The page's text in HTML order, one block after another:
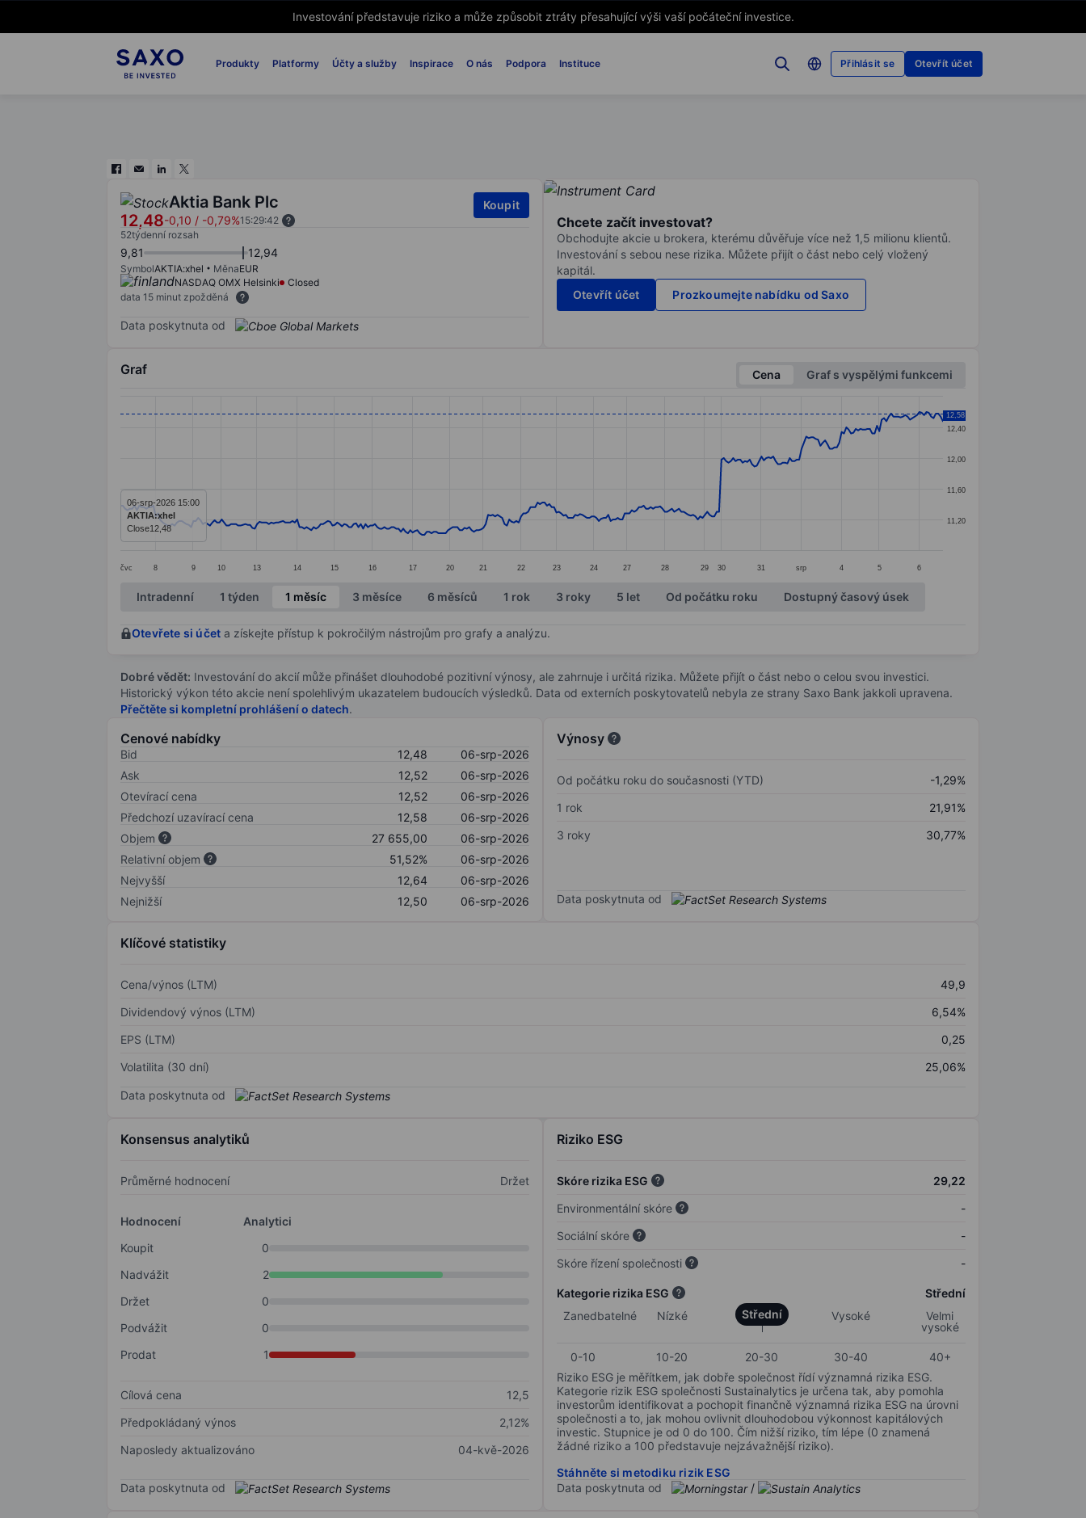
Investování představuje riziko a může způsobit ztráty přesahující výši vaší počáteční investice.
Produkty Platformy Účty a služby Inspirace O nás Podpora Instituce Přihlásit se Otevřít účet
Aktia Bank Plc
12,48-0,10 / -0,79%15:29:42
Koupit
52týdenní rozsah
9,81 12,94
SymbolAKTIA:xhel MěnaEUR
NASDAQ OMX Helsinki
Closed
data 15 minut zpožděná
Data poskytnuta od
Chcete začít investovat?
Obchodujte akcie u brokera, kterému důvěřuje více než 1,5 milionu klientů.
Investování s sebou nese rizika. Můžete přijít o část nebo celý vložený
kapitál.
Otevřít účet
Prozkoumejte nabídku od Saxo
Graf Cena
Graf s vyspělými funkcemi
čvc 8 9 10 13 14 15 16 17 20 21 22 23 24 27 28 29 30 31 srp 4 5 6
11,20
11,60
12,00
12,40
12,58
06-srp-2026 15:00
AKTIA:xhel
Close12,48
End of interactive chart.
Intradenní 1 týden 1 měsíc 3 měsíce 6 měsíců 1 rok 3 roky 5 let Od počátku roku Dostupný časový úsek
Otevřete si účet a získejte přístup k pokročilým nástrojům pro grafy a analýzu.
Dobré vědět: Investování do akcií může přinášet dlouhodobé pozitivní výnosy, ale zahrnuje i určitá rizika. Můžete přijít o část nebo o celou svou investici.
Historický výkon této akcie není spolehlivým ukazatelem budoucích výsledků. Data od externích poskytovatelů nebyla ze strany Saxo Bank jakkoli upravena.
Přečtěte si kompletní prohlášení o datech.
Cenové nabídky
Bid 12,48
06-srp-2026
Ask
12,52
06-srp-2026
Otevírací cena
12,52
06-srp-2026
Předchozí uzavírací cena
12,58
06-srp-2026
Objem
27 655,00
06-srp-2026
Relativní objem
51,52%
06-srp-2026
Nejvyšší
12,64
06-srp-2026
Nejnižší
12,50 06-srp-2026
Výnosy
Od počátku roku do současnosti (YTD)
-1,29%
1 rok
21,91%
3 roky
30,77%
Data poskytnuta od
Klíčové statistiky
Cena/výnos (LTM)
49,9
Dividendový výnos (LTM)
6,54%
EPS (LTM)
0,25
Volatilita (30 dní)
25,06%
Data poskytnuta od
Konsensus analytiků
Průměrné hodnocení Držet
Hodnocení
Analytici
Koupit
0
Nadvážit
2
Držet
0
Podvážit
0
Prodat
1
Cílová cena
12,5
Předpokládaný výnos
2,12%
Naposledy aktualizováno
04-kvě-2026
Data poskytnuta od
Riziko ESG
Skóre rizika ESG
29,22
Environmentální skóre
-
Sociální skóre
-
Skóre řízení společnosti
-
Kategorie rizika ESG
Střední
Zanedbatelné
Nízké Střední Vysoké
Velmi
vysoké
0-10 10-20 20-30 30-40
40+
Riziko ESG je měřítkem, jak dobře společnost řídí významná rizika ESG.
Kategorie rizik ESG společnosti Sustainalytics je určena tak, aby pomohla
investorům identifikovat a pochopit finančně významná rizika ESG na úrovni
společnosti a to, jak mohou ovlivnit dlouhodobou výkonnost kapitálových
investic. Stupnice je od 0 do 100. Čím nižší riziko, tím lépe (0 znamená
žádné riziko a 100 představuje nejzávažnější riziko).
Stáhněte si metodiku rizik ESG
Data poskytnuta od
/